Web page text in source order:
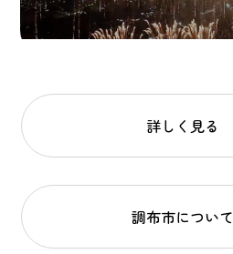
詳しく見る
調布市について